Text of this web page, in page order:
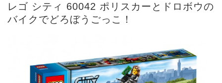
レゴ シティ 60042 ポリスカーとドロボウの
バイクでどろぼうごっこ！